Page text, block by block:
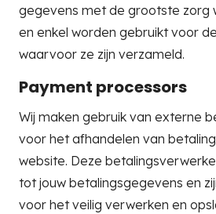
gegevens met de grootste zorg
en enkel worden gebruikt voor
waarvoor ze zijn verzameld.
Payment processors
Wij maken gebruik van externe
voor het afhandelen van
website. Deze
tot jouw betalingsgegevens en
voor het veilig verwerken en